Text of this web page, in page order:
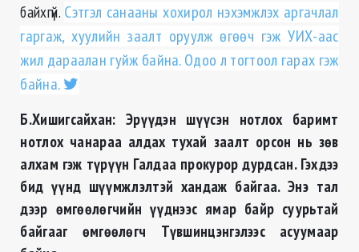
байхгүй. Сэтгэл санааны хохирол нэхэмжлэх аргачлал
гаргаж, хуулийн заалт оруулж өгөөч гэж УИХ-аас
жил дараалан гуйж байна. Одоо л тогтоол гарах гэж
байна.
Б.Хишигсайхан: Эрүүдэн шүүсэн нотлох баримт
нотлох чанараа алдах тухай заалт орсон нь зөв
алхам гэж түрүүн Галдаа прокурор дурдсан. Гэхдээ
бид үүнд шүүмжлэлтэй хандаж байгаа. Энэ тал
дээр өмгөөлөгчийн үүднээс ямар байр суурьтай
байгааг өмгөөлөгч Түвшинцэнгэлээс асуумаар